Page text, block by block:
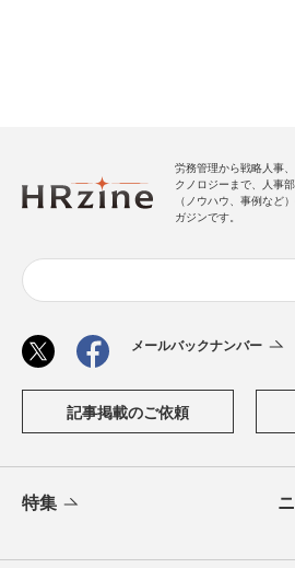
労務管理から戦略人事
クノロジーまで、人事
（ノウハウ、事例など
ガジンです。
メールバックナンバー
記事掲載のご依頼
特集